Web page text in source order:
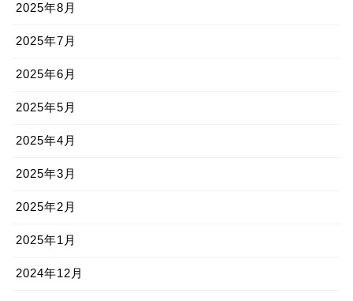
2025年8月
2025年7月
2025年6月
2025年5月
2025年4月
2025年3月
2025年2月
2025年1月
2024年12月